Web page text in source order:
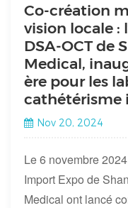
Co-création
vision locale :
DSA-OCT de
Medical,
ère pour les
cathétérisme
Nov 20, 2024
Le 6 novembre
Import Expo de
Medical ont lancé